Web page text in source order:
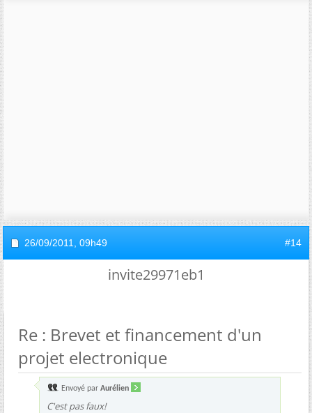
26/09/2011, 09h49 #14
invite29971eb1
Re : Brevet et financement d'un
projet electronique
Envoyé par Aurélien
C'est pas faux!